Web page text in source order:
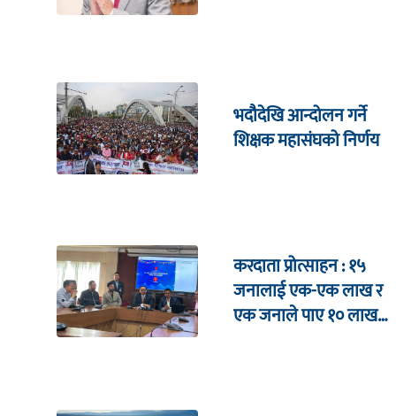
भदौदेखि आन्दोलन गर्ने
शिक्षक महासंघको निर्णय
करदाता प्रोत्साहन : १५
जनालाई एक-एक लाख र
एक जनाले पाए १० लाख